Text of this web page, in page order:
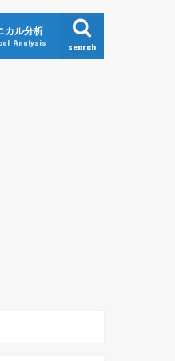
search
カル分析
Analysis